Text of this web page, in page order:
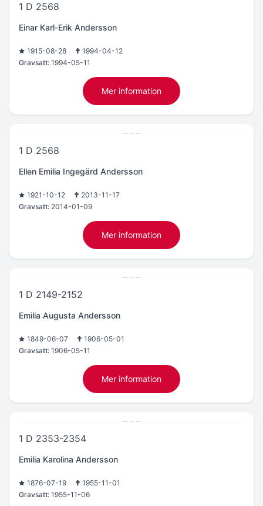
1 D 2568
Einar Karl-Erik Andersson
1915-08-28
1994-04-12
Gravsatt: 1994-05-11
Mer information
1 D 2568
Ellen Emilia Ingegärd Andersson
1921-10-12
2013-11-17
Gravsatt: 2014-01-09
Mer information
1 D 2149-2152
Emilia Augusta Andersson
1849-06-07
1906-05-01
Gravsatt: 1906-05-11
Mer information
1 D 2353-2354
Emilia Karolina Andersson
1876-07-19
1955-11-01
Gravsatt: 1955-11-06